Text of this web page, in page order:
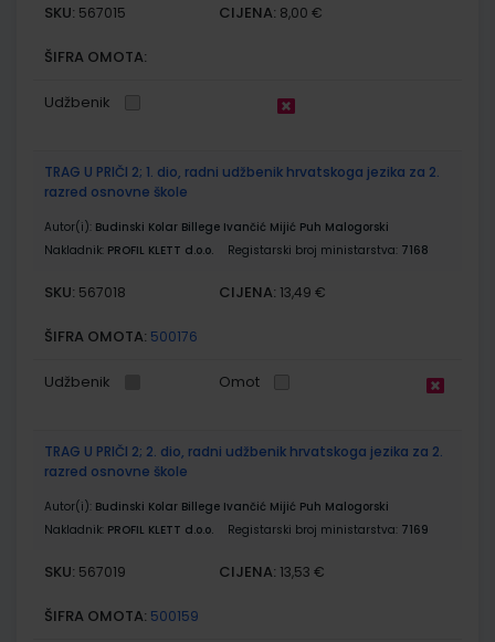
SKU: 567015 CIJENA: 8,00 €
ŠIFRA OMOTA:
Udžbenik
TRAG U PRIČI 2; 1. dio, radni udžbenik hrvatskoga jezika za 2.
razred osnovne škole
Autor(i): Budinski Kolar Billege Ivančić Mijić Puh Malogorski
Nakladnik: PROFIL KLETT d.o.o. Registarski broj ministarstva: 7168
SKU: 567018 CIJENA: 13,49 €
ŠIFRA OMOTA: 500176
Udžbenik Omot
TRAG U PRIČI 2; 2. dio, radni udžbenik hrvatskoga jezika za 2.
razred osnovne škole
Autor(i): Budinski Kolar Billege Ivančić Mijić Puh Malogorski
Nakladnik: PROFIL KLETT d.o.o. Registarski broj ministarstva: 7169
SKU: 567019 CIJENA: 13,53 €
ŠIFRA OMOTA: 500159